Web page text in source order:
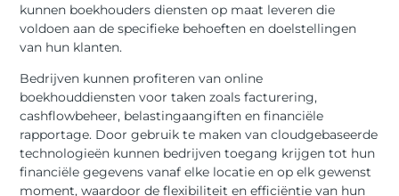
kunnen boekhouders diensten op maat leveren die
voldoen aan de specifieke behoeften en doelstellingen
van hun klanten.
Bedrijven kunnen profiteren van online
boekhouddiensten voor taken zoals facturering,
cashflowbeheer, belastingaangiften en financiële
rapportage. Door gebruik te maken van cloudgebaseerde
technologieën kunnen bedrijven toegang krijgen tot hun
financiële gegevens vanaf elke locatie en op elk gewenst
moment, waardoor de flexibiliteit en efficiëntie van hun